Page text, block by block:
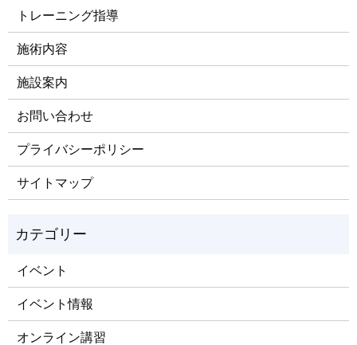
トレーニング指導
施術内容
施設案内
お問い合わせ
プライバシーポリシー
サイトマップ
イベント
イベント情報
オンライン講習